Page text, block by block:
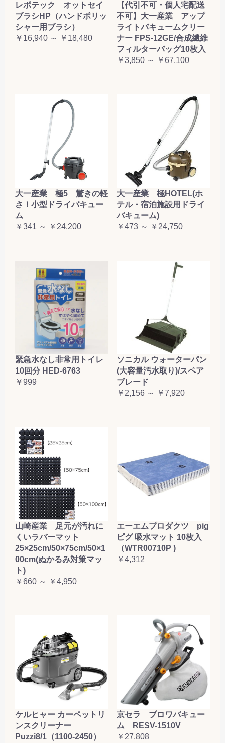
レボテック オットセイ
ブラシHP（ハンドポリッ
シャー用ブラシ）
￥16,940 ～ ￥18,480
【代引不可・個人宅配送
不可】大一産業 アップ
ライトバキュームクリー
ナー FPS-12GE/合成繊維
フィルターバッグ10枚入
￥3,850 ～ ￥67,100
大一産業 極5 驚きの軽
さ！小型ドライバキュー
ム
￥341 ～ ￥24,200
大一産業 極HOTEL(ホ
テル・宿泊施設用ドライ
バキューム)
￥473 ～ ￥24,750
緊急水なし非常用トイレ
10回分 HED-6763
￥999
ソニカル ウォーターパン
(大容量汚水取り)/スペア
ブレード
￥2,156 ～ ￥7,920
山崎産業 足元が汚れに
くいラバーマット
25×25cm/50×75cm/50×1
00cm(ぬかるみ対策マッ
ト)
￥660 ～ ￥4,950
エーエムプロダクツ pig
ピグ 吸水マット 10枚入
（WTR00710P )
￥4,312
ケルヒャー カーペットリ
ンスクリーナー
Puzzi8/1（1100-2450）
京セラ ブロワバキュー
ム RESV-1510V
￥27,808